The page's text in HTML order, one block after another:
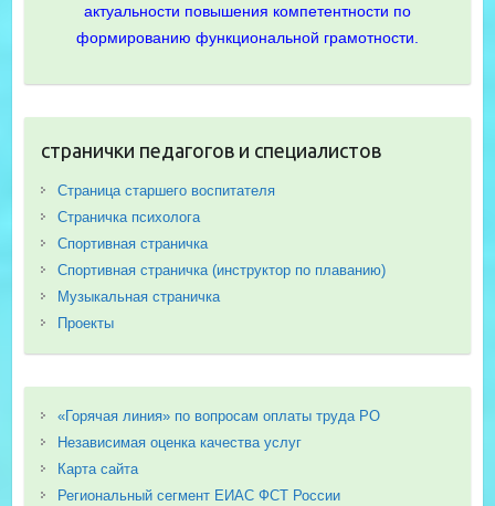
актуальности повышения компетентности по
формированию функциональной грамотности.
странички педагогов и специалистов
Страница старшего воспитателя
Страничка психолога
Спортивная страничка
Спортивная страничка (инструктор по плаванию)
Музыкальная страничка
Проекты
«Горячая линия» по вопросам оплаты труда РО
Независимая оценка качества услуг
Карта сайта
Региональный сегмент ЕИАС ФСТ России